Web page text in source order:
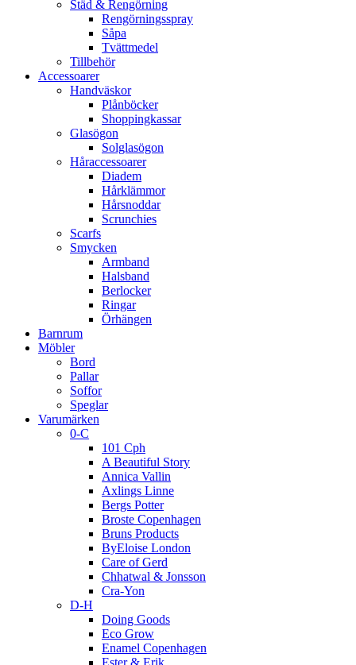
Städ & Rengörning
Rengörningsspray
Såpa
Tvättmedel
Tillbehör
Accessoarer
Handväskor
Plånböcker
Shoppingkassar
Glasögon
Solglasögon
Håraccessoarer
Diadem
Hårklämmor
Hårsnoddar
Scrunchies
Scarfs
Smycken
Armband
Halsband
Berlocker
Ringar
Örhängen
Barnrum
Möbler
Bord
Pallar
Soffor
Speglar
Varumärken
0-C
101 Cph
A Beautiful Story
Annica Vallin
Axlings Linne
Bergs Potter
Broste Copenhagen
Bruns Products
ByEloise London
Care of Gerd
Chhatwal & Jonsson
Cra-Yon
D-H
Doing Goods
Eco Grow
Enamel Copenhagen
Ester & Erik